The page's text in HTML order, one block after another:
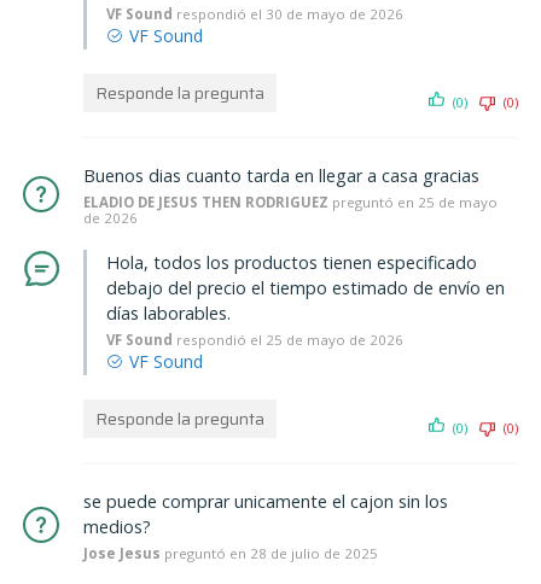
VF Sound respondió el 30 de mayo de 2026
Responde la pregunta (0) (0)
Buenos dias cuanto tarda en llegar a casa gracias
ELADIO DE JESUS THEN RODRIGUEZ preguntó en 25 de mayo
de 2026
Hola, todos los productos tienen especificado
debajo del precio el tiempo estimado de envío en
días laborables.
VF Sound respondió el 25 de mayo de 2026
Responde la pregunta (0) (0)
se puede comprar unicamente el cajon sin los
medios?
Jose Jesus preguntó en 28 de julio de 2025